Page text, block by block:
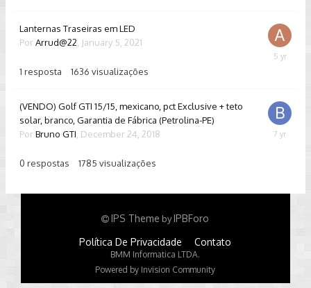
Lanternas Traseiras em LED
Por Arrud@22 January 5, 2021
1 resposta 1636 visualizações
January
(VENDO) Golf GTI 15/15, mexicano, pct Exclusive + teto
solar, branco, Garantia de Fábrica (Petrolina-PE)
Por Bruno GTI December 24, 2018
0 respostas 1785 visualizações
IPS Theme byIPBForo
Política De Privacidade Contato
BMM Informatica LTDA.
Powered by Invision Community